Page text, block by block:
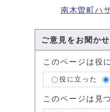
南木曽町ハ
ご意見をお聞か
このページは役
役に立った
このページは見